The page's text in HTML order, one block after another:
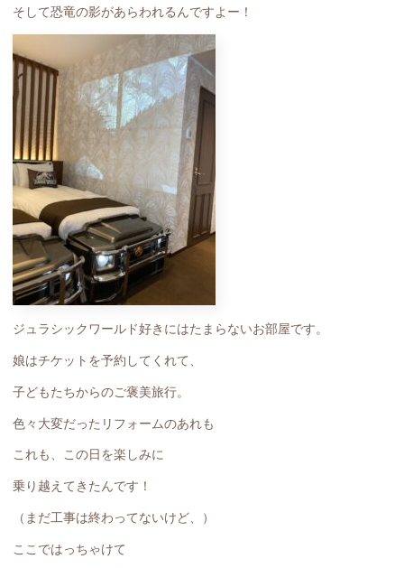
そして恐竜の影があらわれるんですよー！
ジュラシックワールド好きにはたまらないお部屋です。
娘はチケットを予約してくれて、
子どもたちからのご褒美旅行。
色々大変だったリフォームのあれも
これも、この日を楽しみに
乗り越えてきたんです！
（まだ工事は終わってないけど、）
ここではっちゃけて